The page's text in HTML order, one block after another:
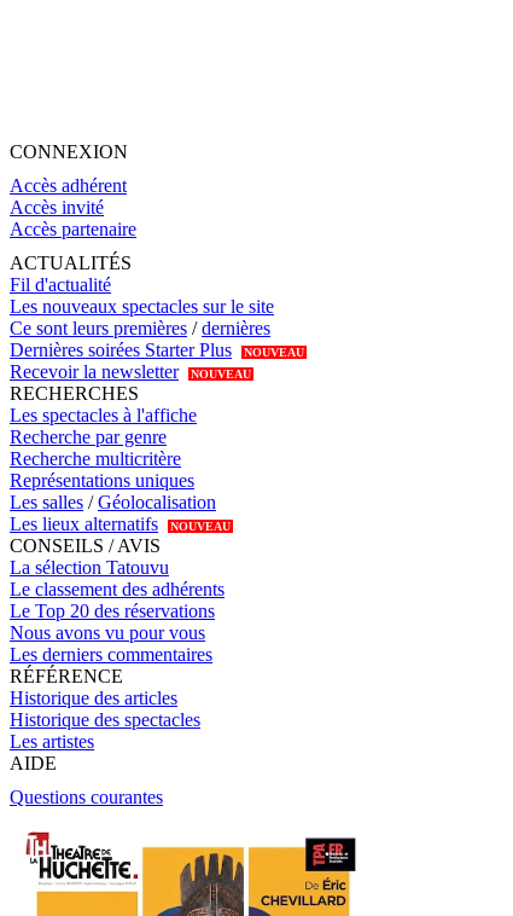
CONNEXION
Accès adhérent
Accès invité
Accès partenaire
ACTUALITÉS
Fil d'actualité
Les nouveaux spectacles sur le site
Ce sont leurs premières /dernières
Dernières soirées Starter Plus
NOUVEAU
Recevoir la newsletter NOUVEAU
RECHERCHES
Les spectacles à l'affiche
Recherche par genre
Recherche multicritère
Représentations uniques
Les salles /Géolocalisation
Les lieux alternatifs
NOUVEAU
CONSEILS / AVIS
La sélection Tatouvu
Le classement des adhérents
Le Top 20 des réservations
Nous avons vu pour vous
Les derniers commentaires
RÉFÉRENCE
Historique des articles
Historique des spectacles
Les artistes
AIDE
Questions courantes